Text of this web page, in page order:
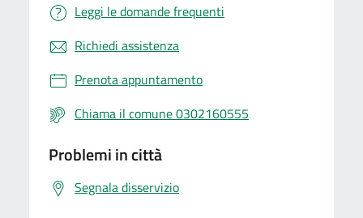
Leggi le domande frequenti
Richiedi assistenza
Prenota appuntamento
Chiama il comune 0302160555
Problemi in città
Segnala disservizio